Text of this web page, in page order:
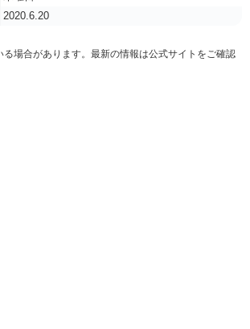
2020.6.20
場合があります。最新の情報は公式サイトをご確認